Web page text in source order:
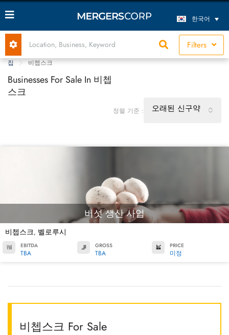
한국어
Filters
집 비쳅스크
Businesses For Sale In 비쳅
스크
정렬 기준 : 오래된 신구약
버섯 생산 사업
비쳅스크, 벨로루시
EBITDA
TBA
GROSS
TBA
PRICE
미정
비쳅스크 For Sale